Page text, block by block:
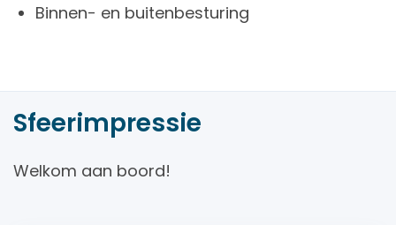
Binnen- en buitenbesturing
Sfeerimpressie
Welkom aan boord!